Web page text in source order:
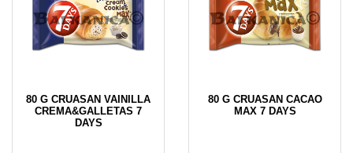
80 G CRUASAN VAINILLA
CREMA&GALLETAS 7
DAYS
80 G CRUASAN CACAO
MAX 7 DAYS